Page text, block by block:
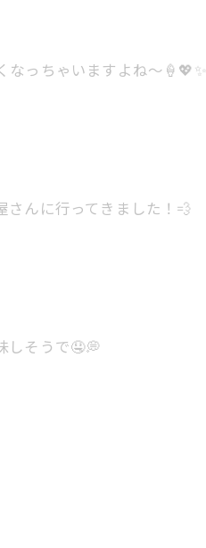
っちゃいますよね〜🍦💖✨
さんに行ってきました！💨
しそうで🤤💭